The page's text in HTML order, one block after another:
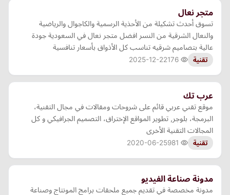
متجر نعال
تسوق أحدث تشكيلة من الأحذية الرسمية والكاجوال والرياضية
والنعال الشرقية من النسر افضل متجر نعال في السعودية جودة
عالية بتصاميم شرقيه تناسب كل الأذواق بأسعار تنافسية
تقنية 2025-12-22
عرب تك
موقع تقني عربي قائم على شروحات ومقالات في مجال التقنية،
البرمجة، بلوجر, تطوير المواقع الإختراق، التصميم الجرافيكي و كل
المجالات التقنية الأخرى
تقنية 2020-06-25
مدونة صناعة الفيديو
مدونة مخصصة في تقديم جميع ملحقات برامج المونتاج وصناعة